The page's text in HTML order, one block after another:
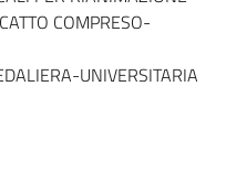
COMPRESO-
UNIVERSITARIA